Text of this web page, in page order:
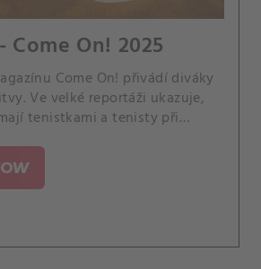
Come On! 2025
Come On! přivádí diváky
Ve velké reportáži ukazuje,
tenistkami a tenisty při